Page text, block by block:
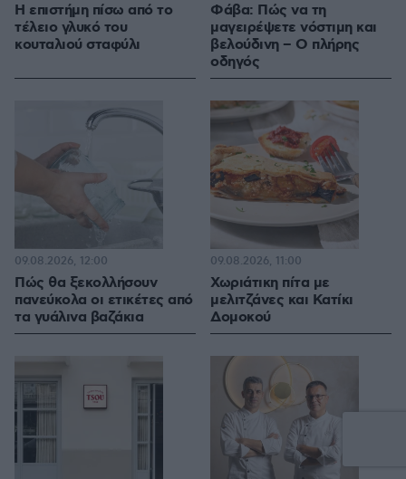
Η επιστήμη πίσω από το
τέλειο γλυκό του
κουταλιού σταφύλι
Φάβα: Πώς να τη
μαγειρέψετε νόστιμη και
βελούδινη – Ο πλήρης
οδηγός
Πώς θα ξεκολλήσουν
πανεύκολα οι ετικέτες από
τα γυάλινα βαζάκια
09.08.2026, 12:00
Χωριάτικη πίτα με
μελιτζάνες και Κατίκι
Δομοκού
09.08.2026, 11:00